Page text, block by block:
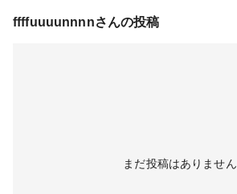
ffffuuuunnnnさんの投稿
まだ投稿はありません